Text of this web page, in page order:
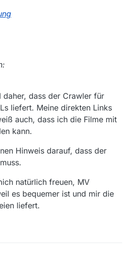
daher, dass der Crawler für
liefert. Meine direkten Links
auch, dass ich die Filme mit
kann.
Hinweis darauf, dass der
natürlich freuen, MV
es bequemer ist und mir die
liefert.